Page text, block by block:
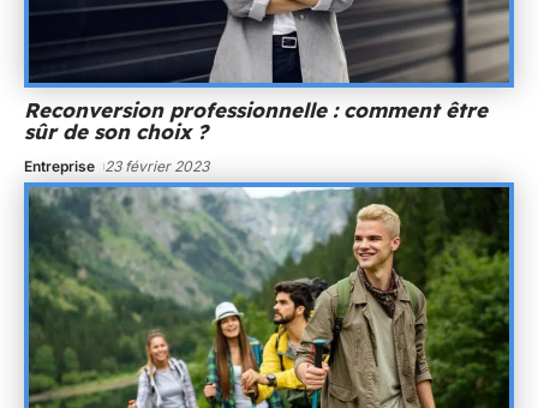
Reconversion professionnelle : comment être
sûr de son choix ?
Entreprise 23 février 2023